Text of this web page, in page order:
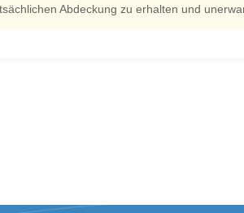
Abdeckung zu erhalten und